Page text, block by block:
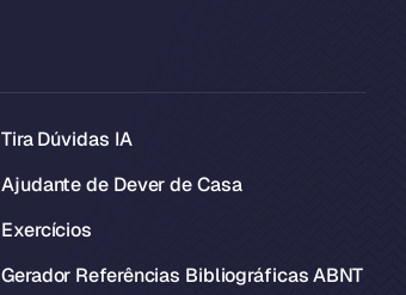
Tira Dúvidas IA
Ajudante de Dever de Casa
Exercícios
Gerador Referências Bibliográficas ABNT